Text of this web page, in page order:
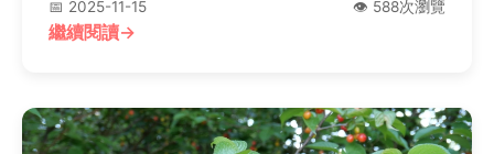
📅 2025-11-15 👁️ 588次瀏覽
繼續閱讀